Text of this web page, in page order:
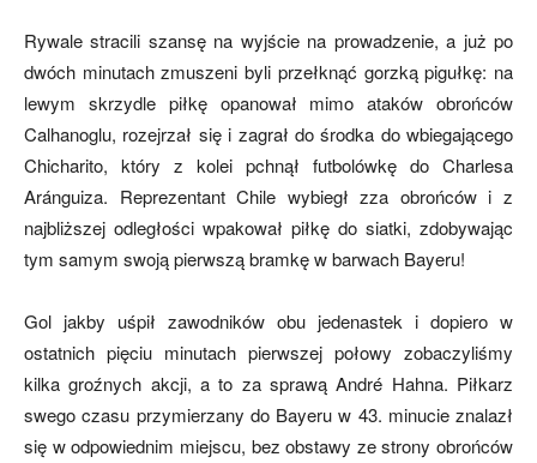
Rywale stracili szansę na wyjście na prowadzenie, a już po
dwóch minutach zmuszeni byli przełknąć gorzką pigułkę: na
lewym skrzydle piłkę opanował mimo ataków obrońców
Calhanoglu, rozejrzał się i zagrał do środka do wbiegającego
Chicharito, który z kolei pchnął futbolówkę do Charlesa
Aránguiza. Reprezentant Chile wybiegł zza obrońców i z
najbliższej odległości wpakował piłkę do siatki, zdobywając
tym samym swoją pierwszą bramkę w barwach Bayeru!
Gol jakby uśpił zawodników obu jedenastek i dopiero w
ostatnich pięciu minutach pierwszej połowy zobaczyliśmy
kilka groźnych akcji, a to za sprawą André Hahna. Piłkarz
swego czasu przymierzany do Bayeru w 43. minucie znalazł
się w odpowiednim miejscu, bez obstawy ze strony obrońców